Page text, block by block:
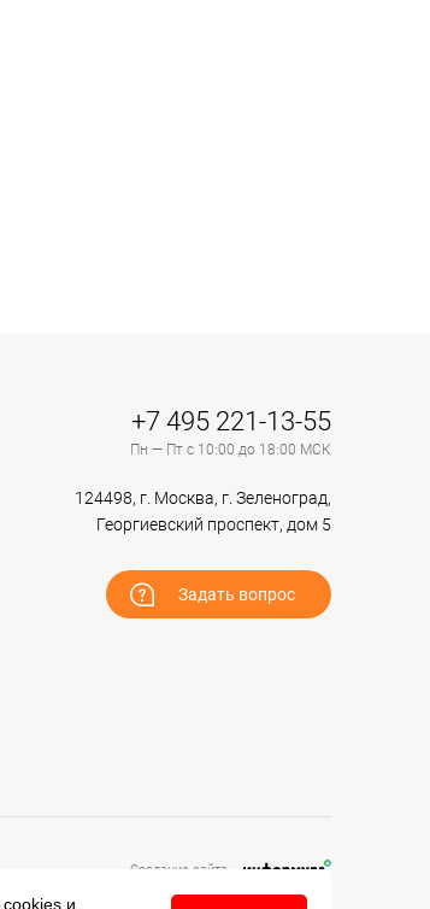
+7 495 221-13-55
Пн — Пт с 10:00 до 18:00 МСК
124498, г. Москва, г. Зеленоград,
Георгиевский проспект, дом 5
Задать вопрос
Создание сайта –
cookies и